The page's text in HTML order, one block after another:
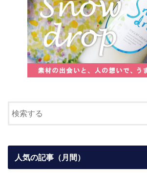
人気の記事（月間）